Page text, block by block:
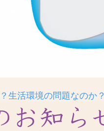
生活環境の問題なのか？